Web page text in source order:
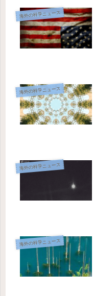
海外の科学ニュース
海外の科学ニュース
海外の科学ニュース
海外の科学ニュース